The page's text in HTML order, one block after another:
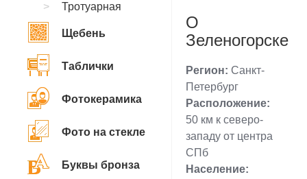
О
Зеленогорске
Регион: Санкт-
Петербург
Расположение:
50 км к северо-
западу от центра
СПб
Население:
Тротуарная
Щебень
Таблички
Фотокерамика
Фото на стекле
Буквы бронза